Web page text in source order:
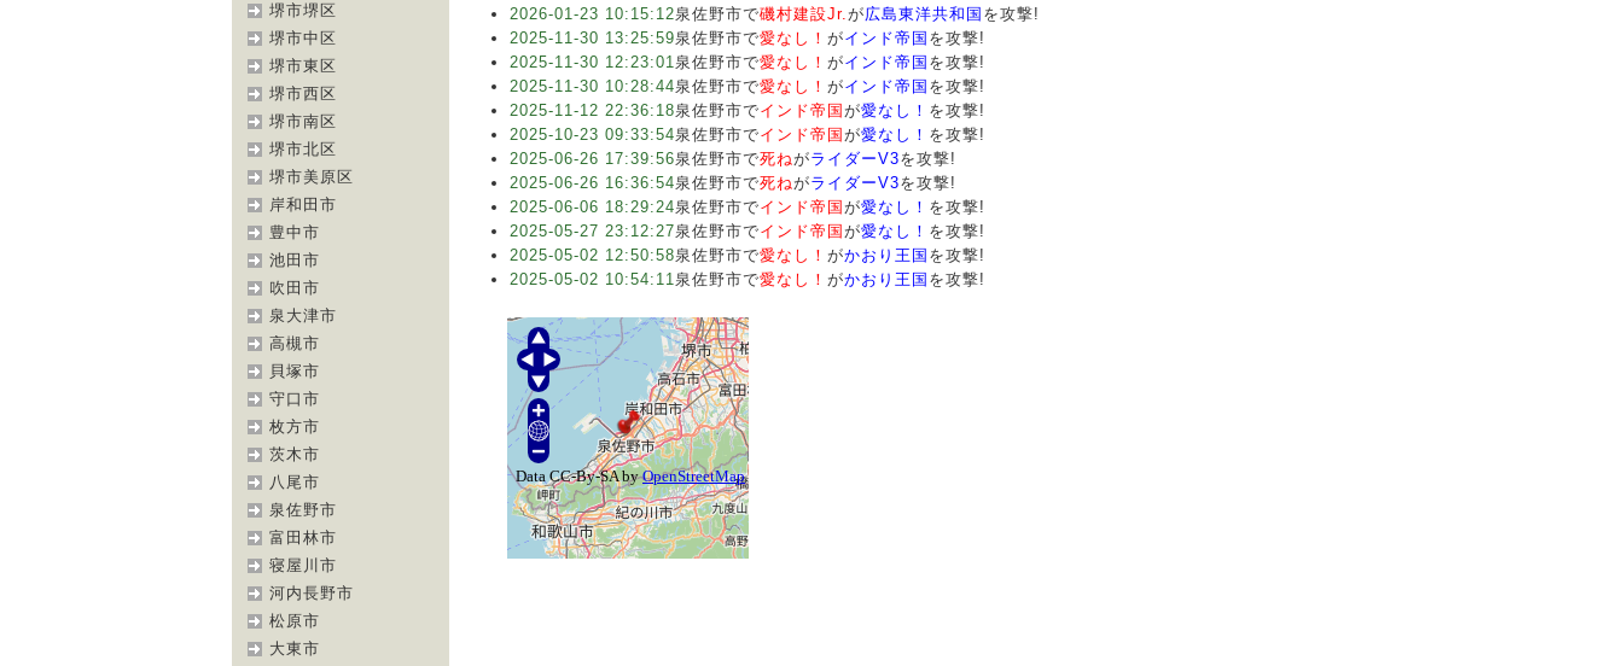
堺市堺区
堺市中区
堺市東区
堺市西区
堺市南区
堺市北区
堺市美原区
岸和田市
豊中市
池田市
吹田市
泉大津市
高槻市
貝塚市
守口市
枚方市
茨木市
八尾市
泉佐野市
富田林市
寝屋川市
河内長野市
松原市
大東市
2026-01-23 10:15:12泉佐野市で磯村建設Jr.が広島東洋共和国 を攻撃!
2025-11-30 13:25:59泉佐野市で愛なし！ がインド帝国 を攻撃!
2025-11-30 12:23:01泉佐野市で愛なし！ がインド帝国 を攻撃!
2025-11-30 10:28:44泉佐野市で愛なし！ がインド帝国 を攻撃!
2025-11-12 22:36:18泉佐野市でインド帝国 が愛なし！ を攻撃!
2025-10-23 09:33:54泉佐野市でインド帝国 が愛なし！ を攻撃!
2025-06-26 17:39:56泉佐野市で死ねがライダーV3を攻撃!
2025-06-26 16:36:54泉佐野市で死ねがライダーV3を攻撃!
2025-06-06 18:29:24泉佐野市でインド帝国 が愛なし！ を攻撃!
2025-05-27 23:12:27泉佐野市でインド帝国 が愛なし！ を攻撃!
2025-05-02 12:50:58泉佐野市で愛なし！ がかおり王国 を攻撃!
2025-05-02 10:54:11泉佐野市で愛なし！ がかおり王国 を攻撃!